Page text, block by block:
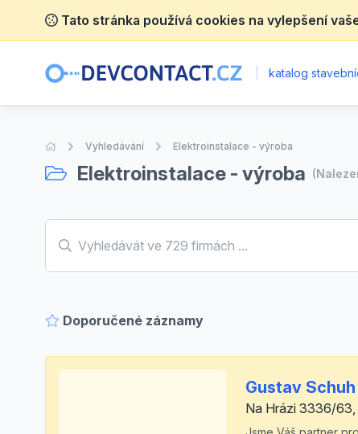
Tato stránka používá cookies na vylepšení
katalog
Úvodní stránka
Vyhledávání Elektroinstalace - výroba
Elektroinstalace - výroba
Doporučené záznamy
Gustav Schuh
Na Hrázi 3336/63,